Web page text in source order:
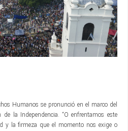
Humanos se pronunció en el marco del
la Independencia. “O enfrentamos este
y la firmeza que el momento nos exige o